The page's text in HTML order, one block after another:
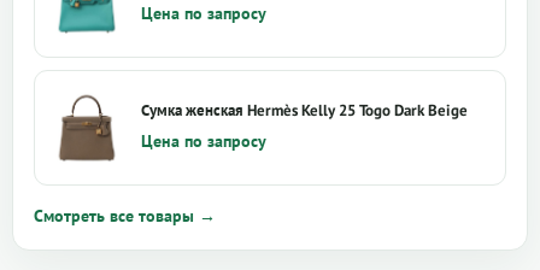
Цена по запросу
Сумка женская Hermès Kelly 25 Togo Dark Beige
Цена по запросу
Смотреть все товары →